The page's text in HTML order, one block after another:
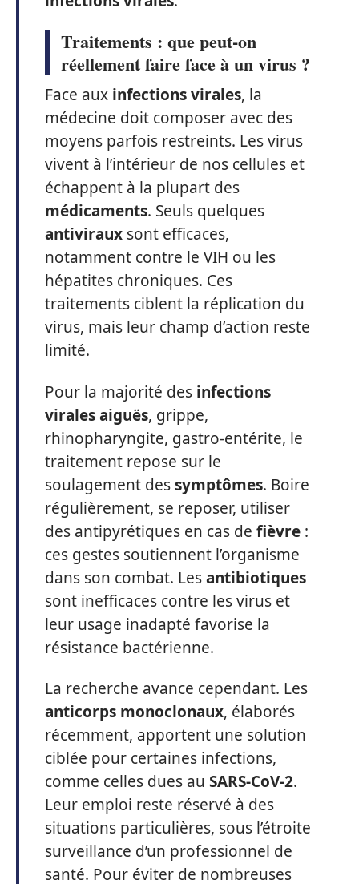
Traitements : que peut-on
réellement faire face à un virus ?
Face aux infections virales, la
médecine doit composer avec des
moyens parfois restreints. Les virus
vivent à l’intérieur de nos cellules et
échappent à la plupart des
médicaments. Seuls quelques
antiviraux sont efficaces,
notamment contre le VIH ou les
hépatites chroniques. Ces
traitements ciblent la réplication du
virus, mais leur champ d’action reste
limité.
Pour la majorité des infections
virales aiguës, grippe,
rhinopharyngite, gastro-entérite, le
traitement repose sur le
soulagement dessymptômes. Boire
régulièrement, se reposer, utiliser
des antipyrétiques en cas de fièvre :
ces gestes soutiennent l’organisme
dans son combat. Lesantibiotiques
sont inefficaces contre les virus et
leur usage inadapté favorise la
résistance bactérienne.
La recherche avance cependant. Les
anticorps monoclonaux, élaborés
récemment, apportent une solution
ciblée pour certaines infections,
comme celles dues au SARS-CoV-2.
Leur emploi reste réservé à des
situations particulières, sous l’étroite
surveillance d’un professionnel de
santé. Pour éviter de nombreuses